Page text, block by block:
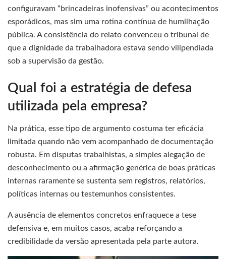
configuravam “brincadeiras inofensivas” ou acontecimentos
esporádicos, mas sim uma rotina contínua de humilhação
pública. A consistência do relato convenceu o tribunal de
que a dignidade da trabalhadora estava sendo vilipendiada
sob a supervisão da gestão.
Qual foi a estratégia de defesa
utilizada pela empresa?
Na prática, esse tipo de argumento costuma ter eficácia
limitada quando não vem acompanhado de documentação
robusta. Em disputas trabalhistas, a simples alegação de
desconhecimento ou a afirmação genérica de boas práticas
internas raramente se sustenta sem registros, relatórios,
políticas internas ou testemunhos consistentes.
A ausência de elementos concretos enfraquece a tese
defensiva e, em muitos casos, acaba reforçando a
credibilidade da versão apresentada pela parte autora.